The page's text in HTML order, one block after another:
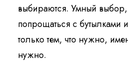
выбираются. Умный выбор,
попрощаться с бутылками
только тем, что нужно,
нужно.